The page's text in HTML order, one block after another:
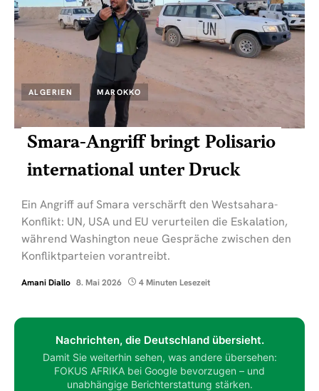
ALGERIEN MAROKKO
Smara-Angriff bringt Polisario
international unter Druck
Ein Angriff auf Smara verschärft den Westsahara-
Konflikt: UN, USA und EU verurteilen die Eskalation,
während Washington neue Gespräche zwischen den
Konfliktparteien vorantreibt.
Amani Diallo 8. Mai 2026 4 Minuten Lesezeit
Nachrichten, die Deutschland übersieht.
Damit Sie weiterhin sehen, was andere übersehen:
FOKUS AFRIKA bei Google bevorzugen – und
unabhängige Berichterstattung stärken.